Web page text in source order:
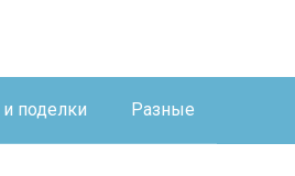
поделки Разные